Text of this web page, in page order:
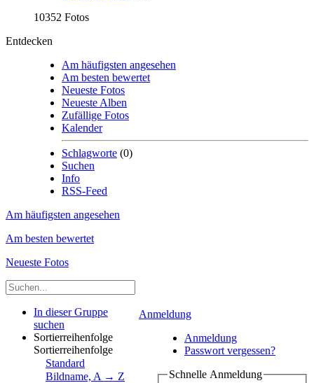
10352 Fotos
Entdecken
Am häufigsten angesehen
Am besten bewertet
Neueste Fotos
Neueste Alben
Zufällige Fotos
Kalender
Schlagworte (0)
Suchen
Info
RSS-Feed
Am häufigsten angesehen
Am besten bewertet
Neueste Fotos
Anmeldung
Anmeldung
Passwort vergessen?
Schnelle Anmeldung
In dieser Gruppe
suchen
Sortierreihenfolge
Sortierreihenfolge
Standard
Bildname, A → Z